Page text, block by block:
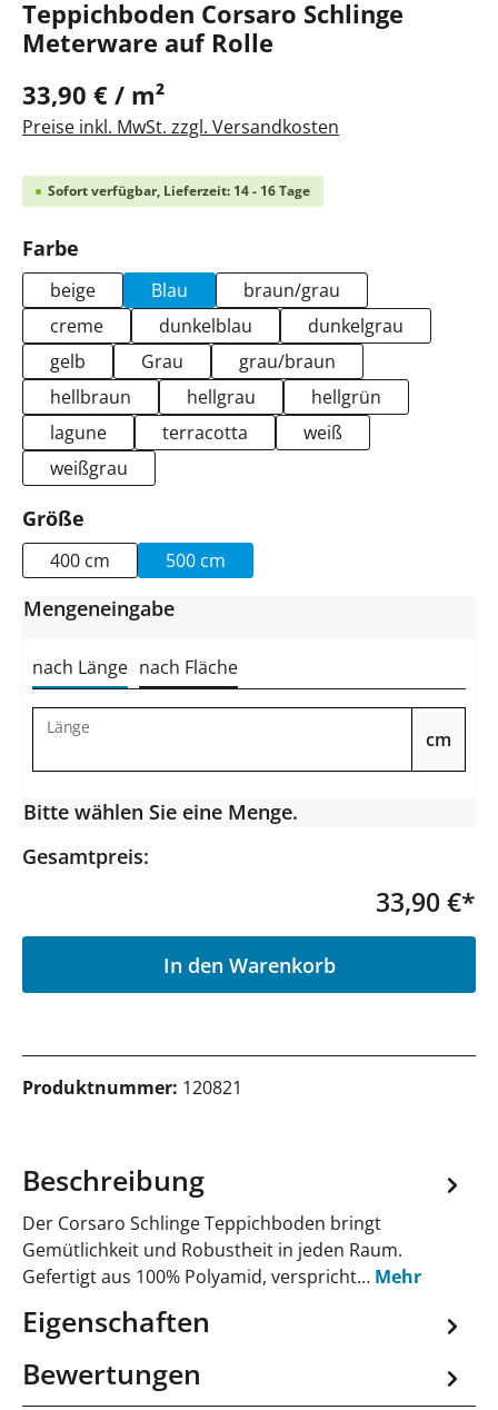
Teppichboden Corsaro Schlinge
Meterware auf Rolle
33,90 € / m²
Preise inkl. MwSt. zzgl. Versandkosten
Sofort verfügbar, Lieferzeit: 14 - 16 Tage
Farbe
beige Blau
braun/grau
creme
dunkelblau
dunkelgrau
gelb
Grau
grau/braun
hellbraun
hellgrau
hellgrün
lagune
terracotta
weiß
weißgrau
Größe
400 cm 500 cm
Mengeneingabe
nach Länge nach Fläche
Länge
cm
Bitte wählen Sie eine Menge.
Gesamtpreis:
33,90 €*
In den Warenkorb
Produktnummer: 120821
Beschreibung
Der Corsaro Schlinge Teppichboden bringt
Gemütlichkeit und Robustheit in jeden Raum.
Gefertigt aus 100% Polyamid, verspricht… Mehr
Eigenschaften
Bewertungen